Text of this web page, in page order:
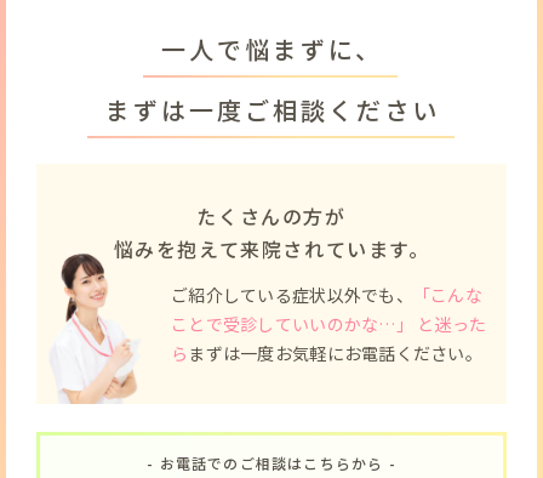
一人で悩まずに、
まずは一度ご相談ください
たくさんの方が
悩みを抱えて来院されています。
ご紹介している症状以外でも、
「こんな
ことで受診していいのかな…」 と迷った
ら まずは一度お気軽にお電話ください。
- お電話でのご相談はこちらから -